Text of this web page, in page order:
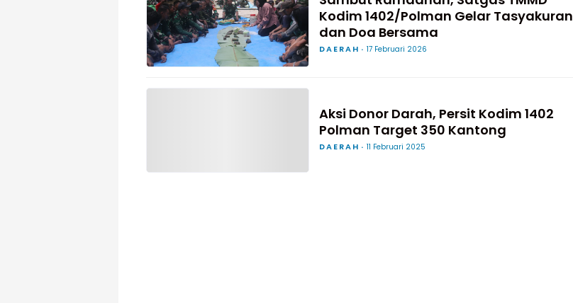
Kodim 1402/Polman Gelar Tasyakuran
dan Doa Bersama
DAERAH 17 Februari 2026
Aksi Donor Darah, Persit Kodim 1402
Polman Target 350 Kantong
DAERAH 11 Februari 2025